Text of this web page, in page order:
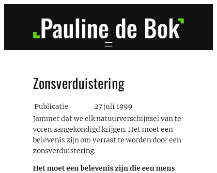
Zonsverduistering
Publicatie
27 juli 1999
Jammer dat we elk natuurverschijnsel van te
voren aangekondigd krijgen. Het moet een
belevenis zijn om verrast te worden door een
zonsverduistering.
Het moet een belevenis zijn die een mens